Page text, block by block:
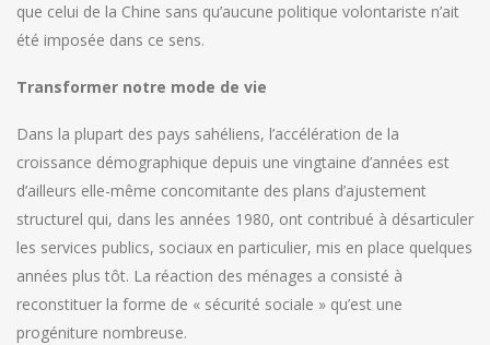
que celui de la Chine sans qu’aucune politique volontariste n’ait
été imposée dans ce sens.
Transformer notre mode de vie
Dans la plupart des pays sahéliens, l’accélération de la
croissance démographique depuis une vingtaine d’années est
d’ailleurs elle-même concomitante des plans d’ajustement
structurel qui, dans les années 1980, ont contribué à désarticuler
les services publics, sociaux en particulier, mis en place quelques
années plus tôt. La réaction des ménages a consisté à
reconstituer la forme de « sécurité sociale » qu’est une
progéniture nombreuse.